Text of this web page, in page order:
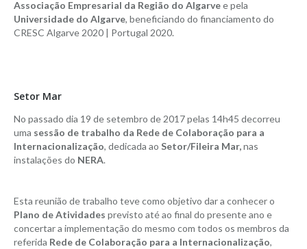
Associação Empresarial da Região do Algarvee pela
Universidade do Algarve, beneficiando do financiamento do
CRESC Algarve 2020 | Portugal 2020.
Setor Mar
No passado dia 19 de setembro de 2017 pelas 14h45 decorreu
uma sessão de trabalho da Rede de Colaboração para a
Internacionalização, dedicada ao Setor/Fileira Mar,nas
instalações do NERA.
Esta reunião de trabalho teve como objetivo dar a conhecer o
Plano de Atividades previsto até ao final do presente ano e
concertar a implementação do mesmo com todos os membros da
referida Rede de Colaboração para a Internacionalização,